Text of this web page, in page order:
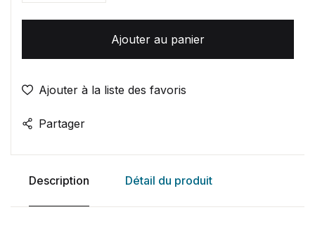
Ajouter au panier
Ajouter à la liste des favoris
Partager
Description Détail du produit